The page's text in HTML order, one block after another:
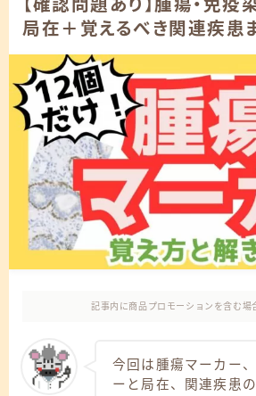
就職やお金に悩みがある方へ
プロフィール
お問い合わせ
細胞検査士試験用タイマー
【確認問題あり】腫瘍・免疫
局在＋覚えるべき関連疾患
記事内に商品プロモーションを含む場
今回は腫瘍マーカー
ーと局在、関連疾患